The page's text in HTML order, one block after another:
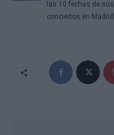
las 10 fechas de sus
conciertos en Madrid